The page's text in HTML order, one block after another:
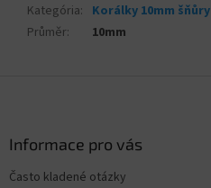
Kategória: Korálky 10mm šňůry
Průměr: 10mm
Informace pro vás
Často kladené otázky